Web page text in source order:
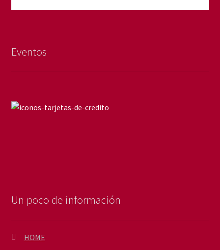
Eventos
Un poco de información
HOME